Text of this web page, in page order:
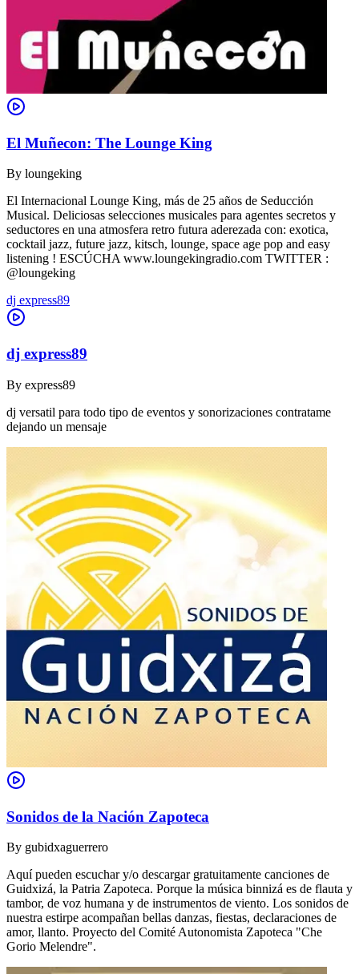
El Muñecon: The Lounge King
By loungeking
El Internacional Lounge King, más de 25 años de Seducción
Musical. Deliciosas selecciones musicales para agentes secretos y
seductores en una atmosfera retro futura aderezada con: exotica,
cocktail jazz, future jazz, kitsch, lounge, space age pop and easy
listening ! ESCÚCHA www.loungekingradio.com TWITTER :
@loungeking
dj express89
dj express89
By express89
dj versatil para todo tipo de eventos y sonorizaciones contratame
dejando un mensaje
Sonidos de la Nación Zapoteca
By gubidxaguerrero
Aquí pueden escuchar y/o descargar gratuitamente canciones de
Guidxizá, la Patria Zapoteca. Porque la música binnizá es de flauta y
tambor, de voz humana y de instrumentos de viento. Los sonidos de
nuestra estirpe acompañan bellas danzas, fiestas, declaraciones de
amor, llanto. Proyecto del Comité Autonomista Zapoteca "Che
Gorio Melendre".